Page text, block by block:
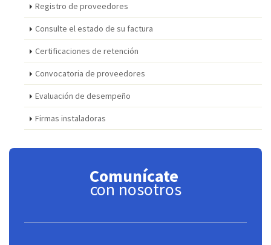
Registro de proveedores
Consulte el estado de su factura
Certificaciones de retención
Convocatoria de proveedores
Evaluación de desempeño
Firmas instaladoras
Comunícate
con nosotros